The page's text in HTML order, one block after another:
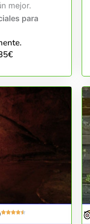
mejor.
para